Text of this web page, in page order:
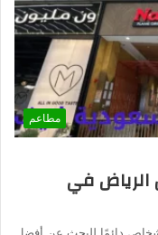
مطاعم
في